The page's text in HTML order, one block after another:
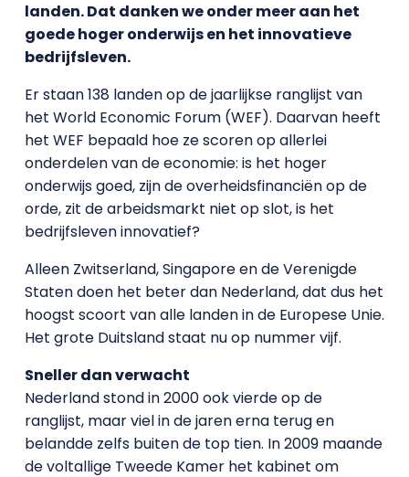
landen. Dat danken we onder meer aan het
goede hoger onderwijs en het innovatieve
bedrijfsleven.
Er staan 138 landen op de jaarlijkse ranglijst van
het World Economic Forum (WEF). Daarvan heeft
het WEF bepaald hoe ze scoren op allerlei
onderdelen van de economie: is het hoger
onderwijs goed, zijn de overheidsfinanciën op de
orde, zit de arbeidsmarkt niet op slot, is het
bedrijfsleven innovatief?
Alleen Zwitserland, Singapore en de Verenigde
Staten doen het beter dan Nederland, dat dus het
hoogst scoort van alle landen in de Europese Unie.
Het grote Duitsland staat nu op nummer vijf.
Sneller dan verwacht
Nederland stond in 2000 ook vierde op de
ranglijst, maar viel in de jaren erna terug en
belandde zelfs buiten de top tien. In 2009 maande
de voltallige Tweede Kamer het kabinet om